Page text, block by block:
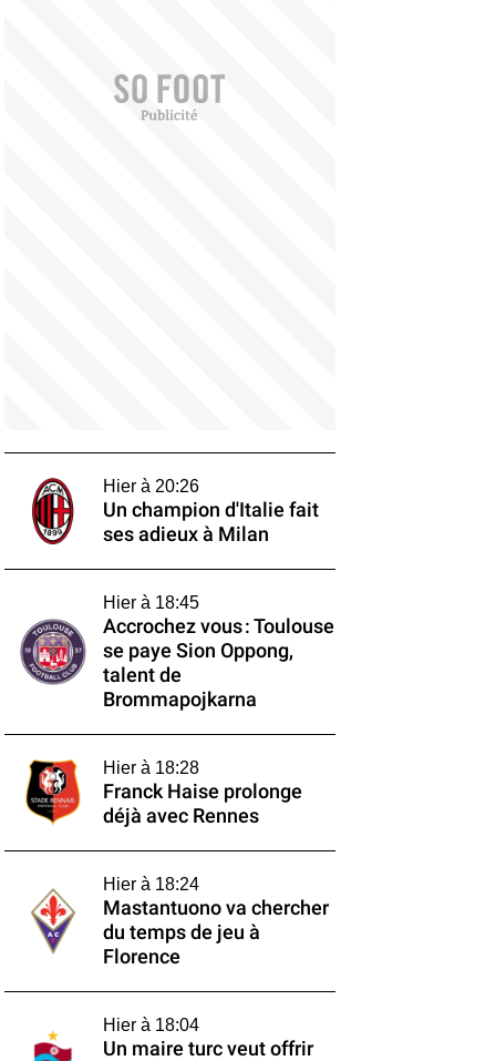
Hier à 20:26
Un champion d'Italie fait
ses adieux à Milan
Hier à 18:45
Accrochez vous : Toulouse
se paye Sion Oppong,
talent de
Brommapojkarna
Hier à 18:28
Franck Haise prolonge
déjà avec Rennes
Hier à 18:24
Mastantuono va chercher
du temps de jeu à
Florence
Hier à 18:04
Un maire turc veut offrir